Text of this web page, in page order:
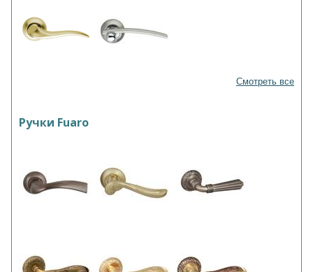
Смотреть все
Ручки Fuaro